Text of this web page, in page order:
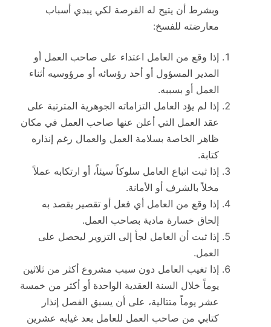
وبشرط أن يتيح له الفرصة لكي يبدي أسباب
معارضته للفسخ:
إذا وقع من العامل اعتداء على صاحب العمل أو
المدير المسؤول أو أحد رؤسائه أو مرؤوسيه أثناء
العمل أو بسببه.
إذا لم يؤد العامل التزاماته الجوهرية المترتبة على
عقد العمل التي أعلن عنها صاحب العمل في مكان
ظاهر الخاصة بسلامة العمل والعمال رغم إنذاره
كتابة.
إذا ثبت اتباع العامل سلوكاً سيئاً، أو ارتكابه عملاً
مخلاً بالشرف أو الأمانة.
إذا وقع من العامل أي فعل أو تقصير يقصد به
إلحاق خسارة مادية بصاحب العمل.
إذا ثبت أن العامل لجأ إلى التزوير ليحصل على
العمل.
إذا تغيب العامل دون سبب مشروع أكثر من ثلاثين
يوماً خلال السنة العقدية الواحدة أو أكثر من خمسة
عشر يوماً متتالية، على أن يسبق الفصل إنذار
كتابي من صاحب العمل للعامل بعد غيابه عشرين